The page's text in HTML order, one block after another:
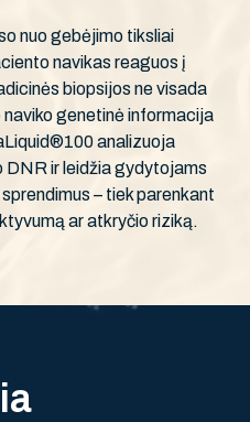
nuo gebėjimo tiksliai
navikas reaguos į
biopsijos ne visada
genetinė informacija
analizuoja
DNR ir leidžia gydytojams
– tiek parenkant
ar atkryčio riziką.
ia